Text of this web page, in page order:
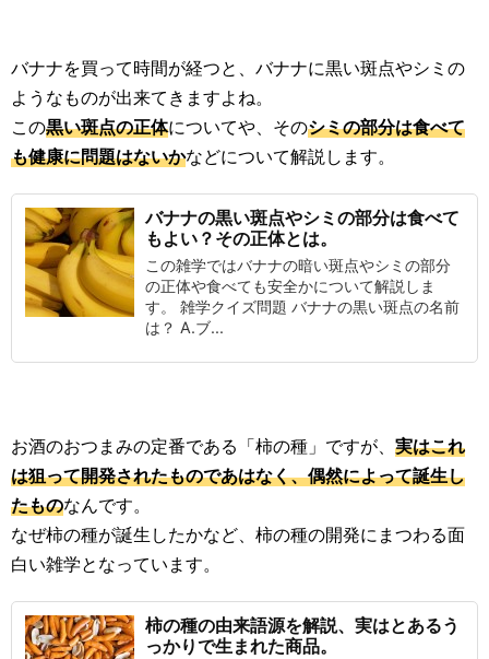
バナナを買って時間が経つと、バナナに黒い斑点やシミの
ようなものが出来てきますよね。
この黒い斑点の正体についてや、そのシミの部分は食べて
も健康に問題はないかなどについて解説します。
バナナの黒い斑点やシミの部分は食べて
もよい？その正体とは。
この雑学ではバナナの暗い斑点やシミの部分
の正体や食べても安全かについて解説しま
す。 雑学クイズ問題 バナナの黒い斑点の名前
は？ A.ブ...
お酒のおつまみの定番である「柿の種」ですが、 実はこれ
は狙って開発されたものであはなく、偶然によって誕生し
たものなんです。
なぜ柿の種が誕生したかなど、柿の種の開発にまつわる面
白い雑学となっています。
柿の種の由来語源を解説、実はとあるう
っかりで生まれた商品。